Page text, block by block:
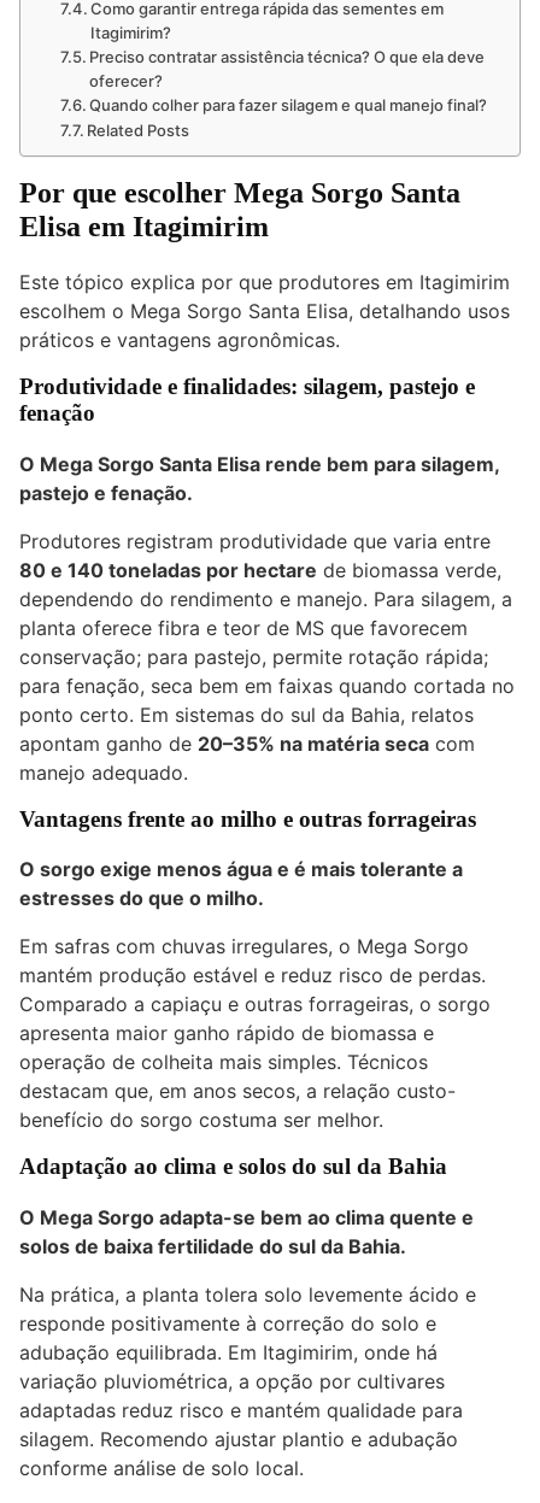
Como garantir entrega rápida das sementes em
Itagimirim?
Preciso contratar assistência técnica? O que ela deve
oferecer?
Quando colher para fazer silagem e qual manejo final?
Related Posts
Por que escolher Mega Sorgo Santa
Elisa em Itagimirim
Este tópico explica por que produtores em Itagimirim
escolhem o Mega Sorgo Santa Elisa, detalhando usos
práticos e vantagens agronômicas.
Produtividade e finalidades: silagem, pastejo e
fenação
O Mega Sorgo Santa Elisa rende bem para silagem,
pastejo e fenação.
Produtores registram produtividade que varia entre
80 e 140 toneladas por hectare de biomassa verde,
dependendo do rendimento e manejo. Para silagem, a
planta oferece fibra e teor de MS que favorecem
conservação; para pastejo, permite rotação rápida;
para fenação, seca bem em faixas quando cortada no
ponto certo. Em sistemas do sul da Bahia, relatos
apontam ganho de 20–35% na matéria seca com
manejo adequado.
Vantagens frente ao milho e outras forrageiras
O sorgo exige menos água e é mais tolerante a
estresses do que o milho.
Em safras com chuvas irregulares, o Mega Sorgo
mantém produção estável e reduz risco de perdas.
Comparado a capiaçu e outras forrageiras, o sorgo
apresenta maior ganho rápido de biomassa e
operação de colheita mais simples. Técnicos
destacam que, em anos secos, a relação custo-
benefício do sorgo costuma ser melhor.
Adaptação ao clima e solos do sul da Bahia
O Mega Sorgo adapta-se bem ao clima quente e
solos de baixa fertilidade do sul da Bahia.
Na prática, a planta tolera solo levemente ácido e
responde positivamente à correção do solo e
adubação equilibrada. Em Itagimirim, onde há
variação pluviométrica, a opção por cultivares
adaptadas reduz risco e mantém qualidade para
silagem. Recomendo ajustar plantio e adubação
conforme análise de solo local.